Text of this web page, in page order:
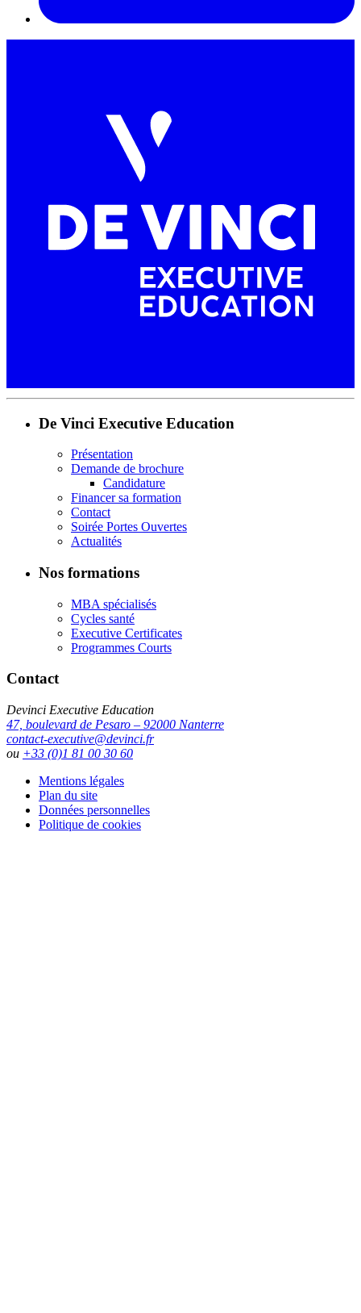
De Vinci Executive Education
Présentation
Demande de brochure
Candidature
Financer sa formation
Contact
Soirée Portes Ouvertes
Actualités
Nos formations
MBA spécialisés
Cycles santé
Executive Certificates
Programmes Courts
Contact
Devinci Executive Education
47, boulevard de Pesaro – 92000 Nanterre
contact-executive@devinci.fr
ou +33 (0)1 81 00 30 60
Mentions légales
Plan du site
Données personnelles
Politique de cookies